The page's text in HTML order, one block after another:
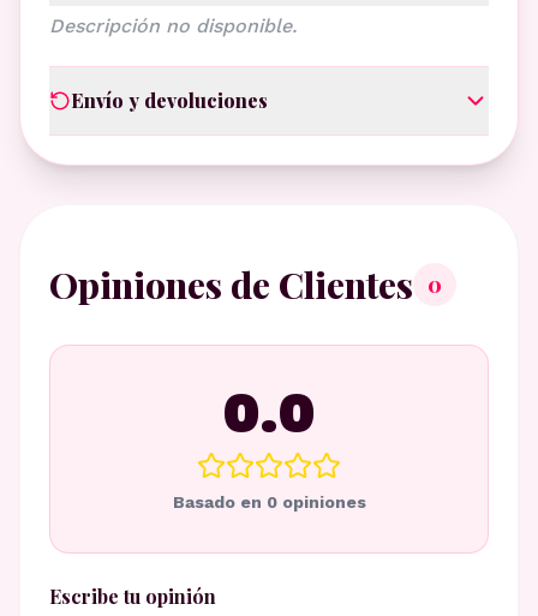
Descripción no disponible.
Envío y devoluciones
Opiniones de Clientes 0
0.0
Basado en 0opiniones
Escribe tu opinión